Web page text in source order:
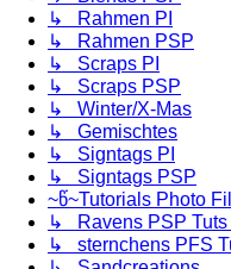
↳ Rahmen PI
↳ Rahmen PSP
↳ Scraps PI
↳ Scraps PSP
↳ Winter/X-Mas
↳ Gemischtes
↳ Signtags PI
↳ Signtags PSP
~წ~Tutorials Photo
↳ Ravens PSP Tuts
↳ sternchens PFS